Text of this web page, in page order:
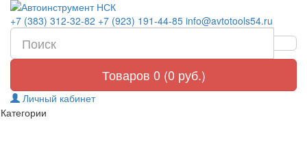
+7 (383) 312-32-82 +7 (923) 191-44-85 info@avtotools54.ru
Товаров 0 (0 руб.)
Личный кабинет
Категории